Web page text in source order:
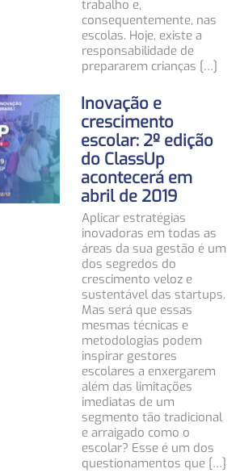
trabalho e,
consequentemente, nas
escolas. Hoje, existe a
responsabilidade de
prepararem crianças […]
Inovação e
crescimento
escolar: 2º edição
do ClassUp
acontecerá em
abril de 2019
Aplicar estratégias
inovadoras em todas as
áreas da sua gestão é um
dos segredos do
crescimento veloz e
sustentável das startups.
Mas será que essas
mesmas técnicas e
metodologias podem
inspirar gestores
escolares a enxergarem
além das limitações
imediatas de um
segmento tão tradicional
e arraigado como o
escolar? Esse é um dos
questionamentos que […]